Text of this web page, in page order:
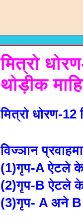
मित्रो
थोड़ीक
मित्रो धोरण-
विज्ञान
(1)गृप-A ऐटले
(2)गृप-B ऐटले के
(3)गृप- A अने